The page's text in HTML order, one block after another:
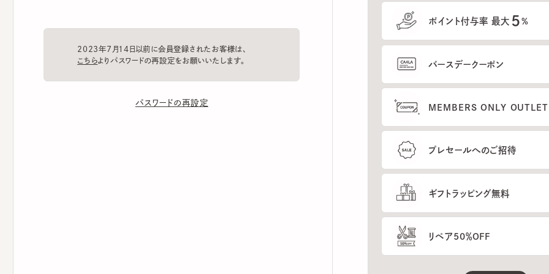
2023年7月14日以前に会員登録されたお客様は、
パスワードの再設定
ポイント付与率 最大 %
バースデークーポン
MEMBERS ONLY OUTLETのご
プレセールへのご招待
ギフトラッピング無料
リペア50％OFF